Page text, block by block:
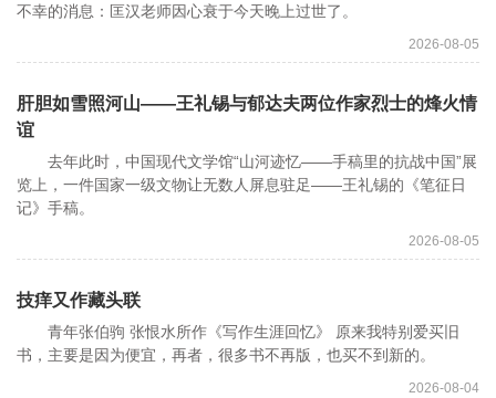
不幸的消息：匡汉老师因心衰于今天晚上过世了。
2026-08-05
肝胆如雪照河山——王礼锡与郁达夫两位作家烈士的烽火情
谊
去年此时，中国现代文学馆“山河迹忆——手稿里的抗战中国”展
览上，一件国家一级文物让无数人屏息驻足——王礼锡的《笔征日
记》手稿。
2026-08-05
技痒又作藏头联
青年张伯驹 张恨水所作《写作生涯回忆》 原来我特别爱买旧
书，主要是因为便宜，再者，很多书不再版，也买不到新的。
2026-08-04